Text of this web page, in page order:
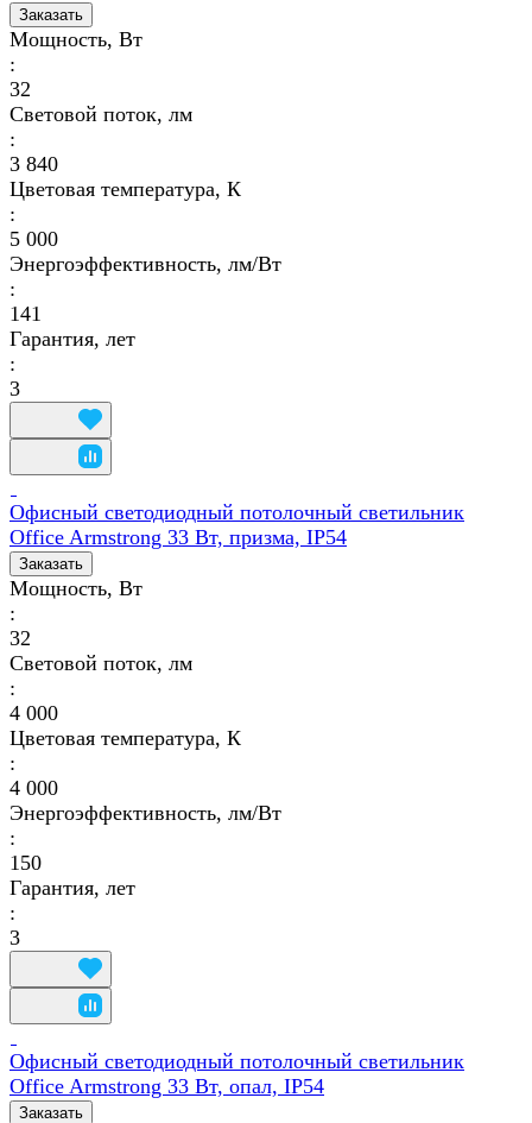
Заказать
Мощность, Вт
:
32
Световой поток, лм
:
3 840
Цветовая температура, К
:
5 000
Энергоэффективность, лм/Вт
:
141
Гарантия, лет
:
3
Офисный светодиодный потолочный светильник
Office Armstrong 33 Вт, призма, IP54
Заказать
Мощность, Вт
:
32
Световой поток, лм
:
4 000
Цветовая температура, К
:
4 000
Энергоэффективность, лм/Вт
:
150
Гарантия, лет
:
3
Офисный светодиодный потолочный светильник
Office Armstrong 33 Вт, опал, IP54
Заказать